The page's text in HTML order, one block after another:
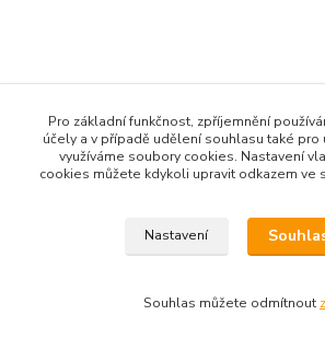
Pro základní funkčnost, zpříjemnění
účely a v případě udělení souhlasu také pro
využíváme soubory cookies. Nastavení
cookies můžete kdykoli upravit odkazem ve
Nastavení
Souhlas můžete odmítnout